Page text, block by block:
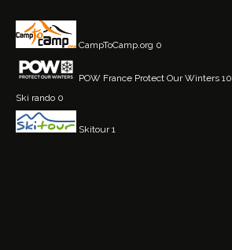
CampToCamp.org 0
POW France Protect Our Winters 10
Ski rando 0
Skitour1